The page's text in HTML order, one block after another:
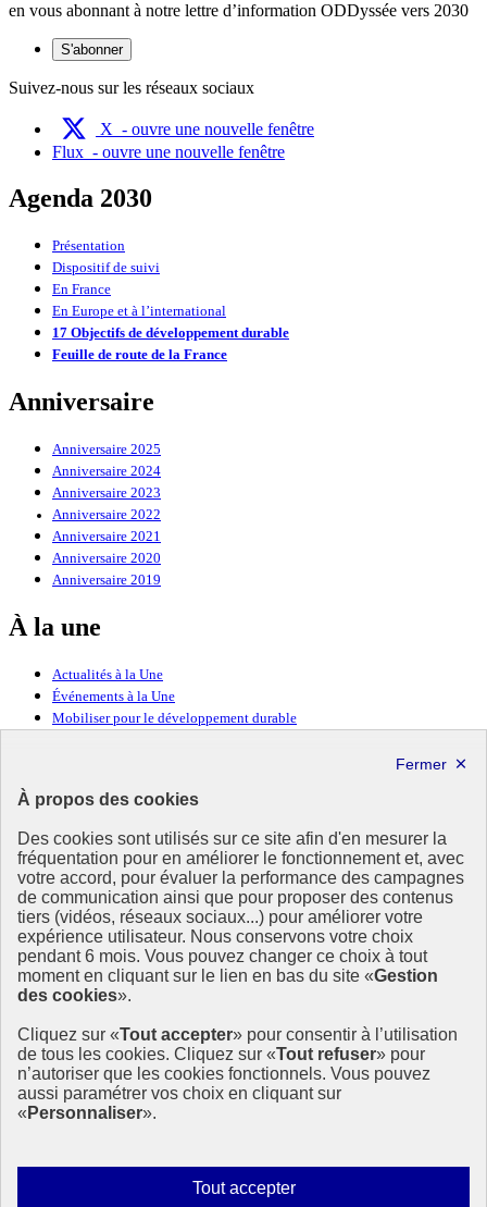
À propos des cookies
Des cookies sont utilisés sur ce site afin d'en mesurer la
fréquentation pour en améliorer le fonctionnement et, avec
votre accord, pour évaluer la performance des campagnes
de communication ainsi que pour proposer des contenus
tiers (vidéos, réseaux sociaux...) pour améliorer votre
expérience utilisateur. Nous conservons votre choix
pendant 6 mois. Vous pouvez changer ce choix à tout
moment en cliquant sur le lien en bas du site «Gestion
des cookies».
Cliquez sur «Tout accepter» pour consentir à l’utilisation
de tous les cookies. Cliquez sur «Tout refuser» pour
n’autoriser que les cookies fonctionnels. Vous pouvez
aussi paramétrer vos choix en cliquant sur
« Personnaliser».
Tout accepterAutoriser
en vous abonnant à notre lettre d’information ODDyssée vers 2030
S'abonner
Suivez-nous sur les réseaux sociaux
X - ouvre une nouvelle fenêtre
Flux - ouvre une nouvelle fenêtre
Agenda 2030
Présentation
Dispositif de suivi
En France
En Europe et à l’international
17 Objectifs de développement durable
Feuille de route de la France
Anniversaire
Anniversaire 2025
Anniversaire 2024
Anniversaire 2023
Anniversaire 2022
Anniversaire 2021
Anniversaire 2020
Anniversaire 2019
À la une
Actualités à la Une
Événements à la Une
Mobiliser pour le développement durable
Ressources
Ressources
La Méth’ODD
Gouvernement
Ce site propose l’information de référence concernant l’Agenda
2030 et la feuille de route de la France. Il valorise la mobilisation de
tous les acteurs.
info.gouv.fr- ouvre une nouvelle fenêtre
service-public.fr - ouvre une nouvelle fenêtre
legifrance.gouv.fr- ouvre une nouvelle fenêtre
data.gouv.fr- ouvre une nouvelle fenêtre
Plan du site
Mentions légales